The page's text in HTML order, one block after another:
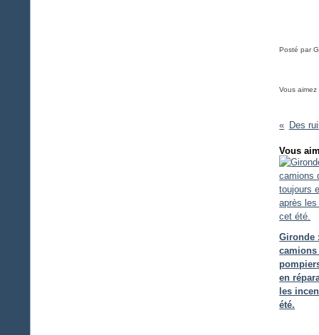
Posté par
Vous aimez
Des
Vous
Gironde
camions
en
les
été.